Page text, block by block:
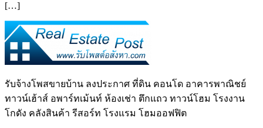
[…]
รับจ้างโพสขายบ้าน ลงประกาศ ที่ดิน คอนโด อาคารพาณิชย์
ทาวน์เฮ้าส์ อพาร์ทเม้นท์ ห้องเช่า ตึกแถว ทาวน์โฮม โรงงาน
โกดัง คลังสินค้า รีสอร์ท โรงแรม โฮมออฟฟิต